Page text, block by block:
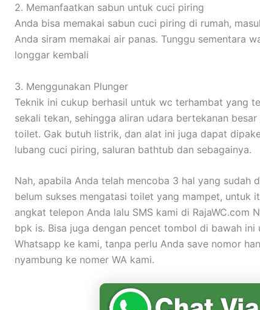
2. Memanfaatkan sabun untuk cuci piring
Anda bisa memakai sabun cuci piring di rumah,
Anda siram memakai air panas. Tunggu sementara
longgar kembali
3. Menggunakan Plunger
Teknik ini cukup berhasil untuk wc terhambat yang
sekali tekan, sehingga aliran udara bertekanan
toilet. Gak butuh listrik, dan alat ini juga dapat
lubang cuci piring, saluran bathtub dan sebagainya.
Nah, apabila Anda telah mencoba 3 hal yang sudah
belum sukses mengatasi toilet yang mampet, untuk
angkat telepon Anda lalu SMS kami di RajaWC.com
bpk is. Bisa juga dengan pencet tombol di bawah ini
Whatsapp ke kami, tanpa perlu Anda save nomor
nyambung ke nomer WA kami.